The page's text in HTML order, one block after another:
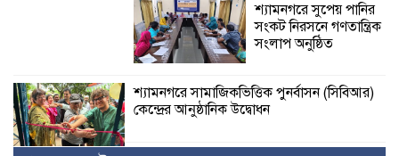
শ্যামনগরে সুপেয় পানির
সংকট নিরসনে গণতান্ত্রিক
সংলাপ অনুষ্ঠিত
শ্যামনগরে সামাজিকভিত্তিক পুনর্বাসন (সিবিআর)
কেন্দ্রের আনুষ্ঠানিক উদ্বোধন